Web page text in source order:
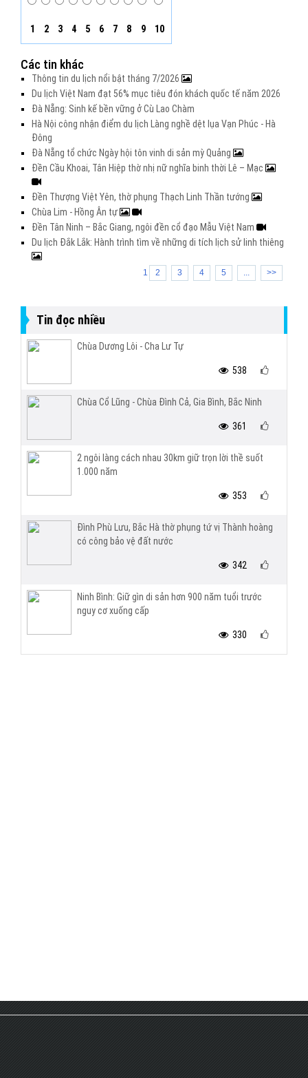
1 2 3 4 5 6 7 8 9 10
Các tin khác
Thông tin du lịch nổi bật tháng 7/2026
Du lịch Việt Nam đạt 56% mục tiêu đón khách quốc tế năm 2026
Đà Nẵng: Sinh kế bền vững ở Cù Lao Chàm
Hà Nội công nhận điểm du lịch Làng nghề dệt lụa Vạn Phúc - Hà
Đông
Đà Nẵng tổ chức Ngày hội tôn vinh di sản mỳ Quảng
Đền Cầu Khoai, Tân Hiệp thờ nhị nữ nghĩa binh thời Lê – Mạc
Đền Thượng Việt Yên, thờ phụng Thạch Linh Thần tướng
Chùa Lim - Hồng Ân tự
Đền Tân Ninh – Bắc Giang, ngôi đền cổ đạo Mẫu Việt Nam
Du lịch Đắk Lắk: Hành trình tìm về những di tích lịch sử linh thiêng
1 2 3 4 5 ... >>
Tin đọc nhiều
Chùa Dương Lôi - Cha Lư Tự
538
Chùa Cổ Lũng - Chùa Đình Cả, Gia Bình, Bắc Ninh
361
2 ngôi làng cách nhau 30km giữ trọn lời thề suốt
1.000 năm
353
Đình Phù Lưu, Bắc Hà thờ phụng tứ vị Thành hoàng
có công bảo vệ đất nước
342
Ninh Bình: Giữ gìn di sản hơn 900 năm tuổi trước
nguy cơ xuống cấp
330